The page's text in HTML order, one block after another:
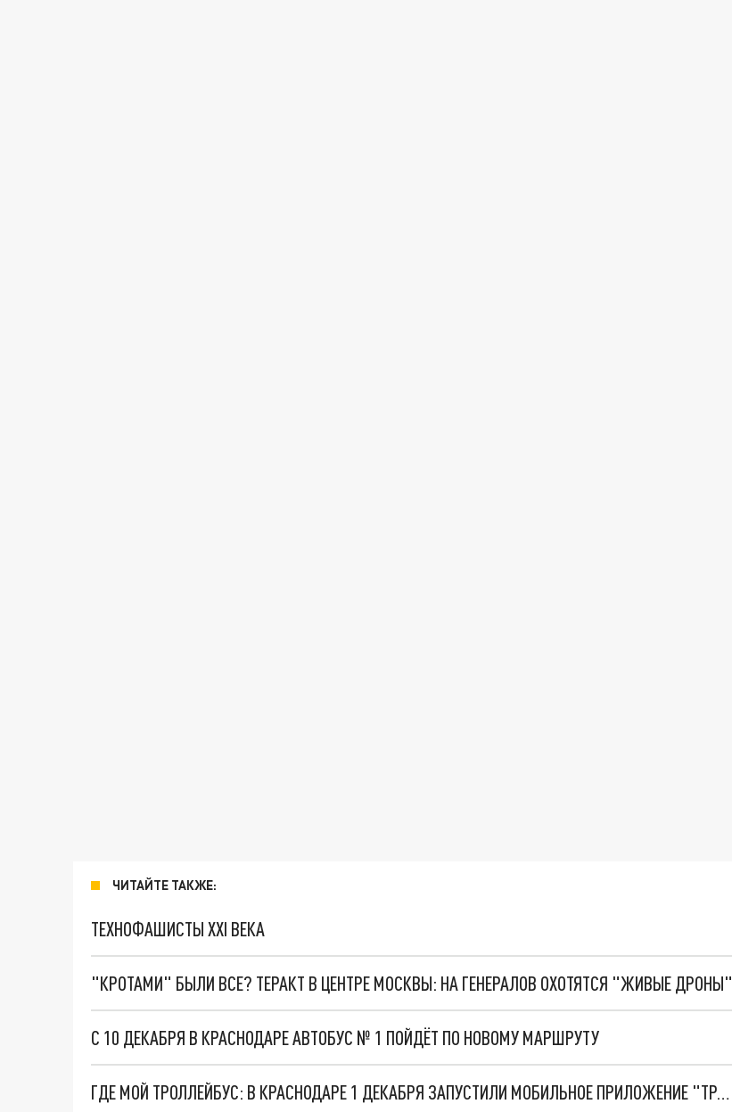
ЧИТАЙТЕ ТАКЖЕ:
ТЕХНОФАШИСТЫ XXI ВЕКА
"КРОТАМИ" БЫЛИ ВСЕ? ТЕРАКТ В ЦЕНТРЕ МОСКВЫ: НА ГЕНЕРАЛОВ ОХОТЯТСЯ "ЖИВЫЕ ДРОНЫ"
С 10 ДЕКАБРЯ В КРАСНОДАРЕ АВТОБУС № 1 ПОЙДЁТ ПО НОВОМУ МАРШРУТУ
ГДЕ МОЙ ТРОЛЛЕЙБУС: В КРАСНОДАРЕ 1 ДЕКАБРЯ ЗАПУСТИЛИ МОБИЛЬНОЕ ПРИЛОЖЕНИЕ "ТРАНСПОРТ ОНЛАЙН"